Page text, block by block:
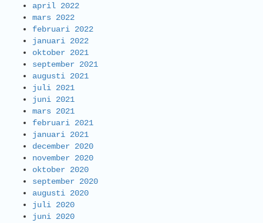
april 2022
mars 2022
februari 2022
januari 2022
oktober 2021
september 2021
augusti 2021
juli 2021
juni 2021
mars 2021
februari 2021
januari 2021
december 2020
november 2020
oktober 2020
september 2020
augusti 2020
juli 2020
juni 2020